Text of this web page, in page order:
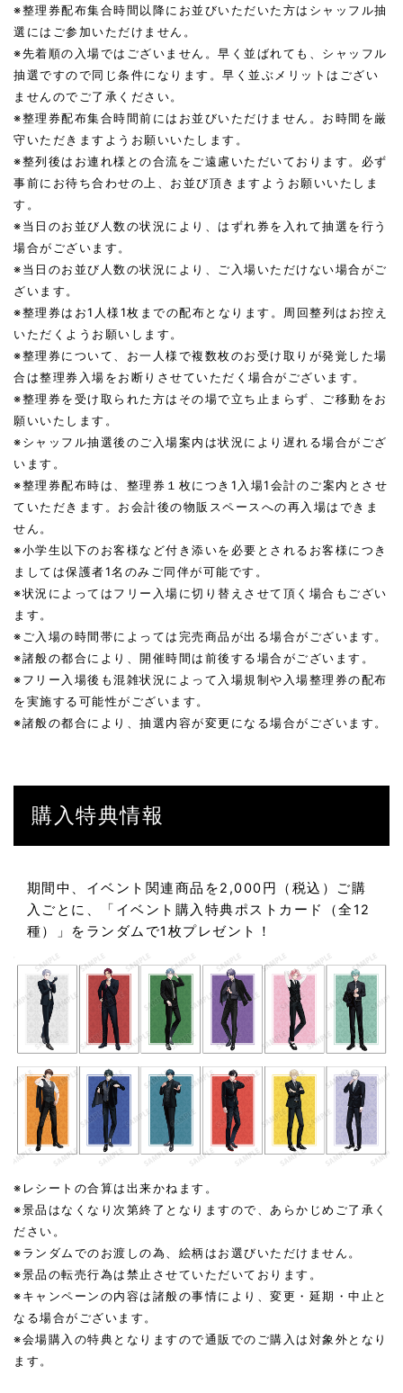
※整理券配布集合時間以降にお並びいただいた方はシャッフル抽
選にはご参加いただけません。
※先着順の入場ではございません。早く並ばれても、シャッフル
抽選ですので同じ条件になります。早く並ぶメリットはござい
ませんのでご了承ください。
※整理券配布集合時間前にはお並びいただけません。お時間を厳
守いただきますようお願いいたします。
※整列後はお連れ様との合流をご遠慮いただいております。必ず
事前にお待ち合わせの上、お並び頂きますようお願いいたしま
す。
※当日のお並び人数の状況により、はずれ券を入れて抽選を行う
場合がございます。
※当日のお並び人数の状況により、ご入場いただけない場合がご
ざいます。
※整理券はお1人様1枚までの配布となります。周回整列はお控え
いただくようお願いします。
※整理券について、お一人様で複数枚のお受け取りが発覚した場
合は整理券入場をお断りさせていただく場合がございます。
※整理券を受け取られた方はその場で立ち止まらず、ご移動をお
願いいたします。
※シャッフル抽選後のご入場案内は状況により遅れる場合がござ
います。
※整理券配布時は、整理券１枚につき1入場1会計のご案内とさせ
ていただきます。お会計後の物販スペースへの再入場はできま
せん。
※小学生以下のお客様など付き添いを必要とされるお客様につき
ましては保護者1名のみご同伴が可能です。
※状況によってはフリー入場に切り替えさせて頂く場合もござい
ます。
※ご入場の時間帯によっては完売商品が出る場合がございます。
※諸般の都合により、開催時間は前後する場合がございます。
※フリー入場後も混雑状況によって入場規制や入場整理券の配布
を実施する可能性がございます。
※諸般の都合により、抽選内容が変更になる場合がございます。
購入特典情報
期間中、イベント関連商品を2,000円（税込）ご購
入ごとに、「イベント購入特典ポストカード（全12
種）」をランダムで1枚プレゼント！
※レシートの合算は出来かねます。
※景品はなくなり次第終了となりますので、あらかじめご了承く
ださい。
※ランダムでのお渡しの為、絵柄はお選びいただけません。
※景品の転売行為は禁止させていただいております。
※キャンペーンの内容は諸般の事情により、変更・延期・中止と
なる場合がございます。
※会場購入の特典となりますので通販でのご購入は対象外となり
ます。